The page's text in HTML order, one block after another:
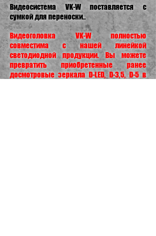
Видеосистема VK-W поставляется с
сумкой для переноски..
Видеоголовка VK-W полностью
совместима с нашей линейкой
светодиодной продукции. Вы можете
превратить приобретенные ранее
досмотровые зеркала D-LED, D-3,5, D-5 в